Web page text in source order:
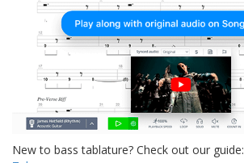
New to bass tablature? Check out our guide: